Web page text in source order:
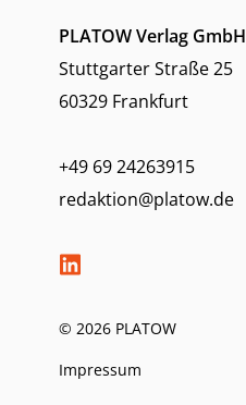
PLATOW Verlag GmbH
Stuttgarter Straße 25
60329 Frankfurt
+49 69 24263915
redaktion@platow.de
© 2026 PLATOW
Impressum